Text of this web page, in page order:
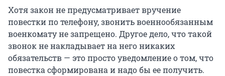
Хотя закон не предусматривает вручение
повестки по телефону, звонить военнообязанным
военкомату не запрещено. Другое дело, что такой
звонок не накладывает на него никаких
обязательств — это просто уведомление о том, что
повестка сформирована и надо бы ее получить.